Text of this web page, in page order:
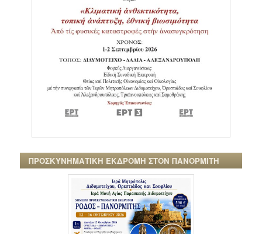
ΠΡΟΣΚΥΝΗΜΑΤΙΚΗ ΕΚΔΡΟΜΗ ΣΤΟΝ ΠΑΝΟΡΜΙΤΗ